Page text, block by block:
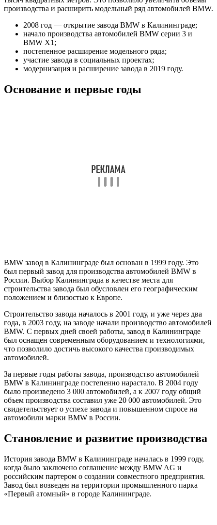
производства и расширить модельный ряд автомобилей BMW.
2008 год — открытие завода BMW в Калининграде;
начало производства автомобилей BMW серии 3 и
BMW X1;
постепенное расширение модельного ряда;
участие завода в социальных проектах;
модернизация и расширение завода в 2019 году.
Основание и первые годы
BMW завод в Калининграде был основан в 1999 году. Это
был первый завод для производства автомобилей BMW в
России. Выбор Калининграда в качестве места для
строительства завода был обусловлен его географическим
положением и близостью к Европе.
Строительство завода началось в 2001 году, и уже через два
года, в 2003 году, на заводе начали производство автомобилей
BMW. С первых дней своей работы, завод в Калининграде
был оснащен современным оборудованием и технологиями,
что позволило достичь высокого качества производимых
автомобилей.
За первые годы работы завода, производство автомобилей
BMW в Калининграде постепенно нарастало. В 2004 году
было произведено 3 000 автомобилей, а к 2007 году общий
объем производства составил уже 20 000 автомобилей. Это
свидетельствует о успехе завода и повышенном спросе на
автомобили марки BMW в России.
Становление и развитие производства
История завода BMW в Калининграде началась в 1999 году,
когда было заключено соглашение между BMW AG и
российским партером о создании совместного предприятия.
Завод был возведен на территории промышленного парка
«Первый атомный» в городе Калининграде.